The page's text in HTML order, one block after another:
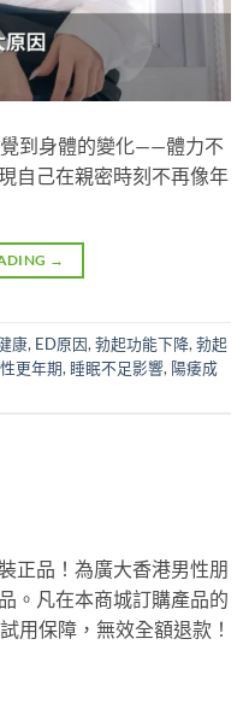
到身體的變化——體力不
自己在親密時刻不再像年
→
康, ED原因, 勃起功能下降, 勃起
更年期, 睡眠不足影響, 陽痿成
正品！為廣大香港男性朋
。凡在本商城訂購產品的
用保障，無效全額退款！